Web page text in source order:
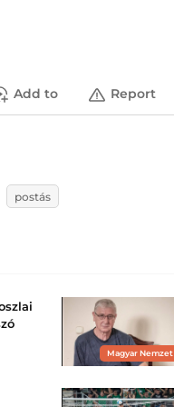
Add to Report
postás
Magyar Nemzet